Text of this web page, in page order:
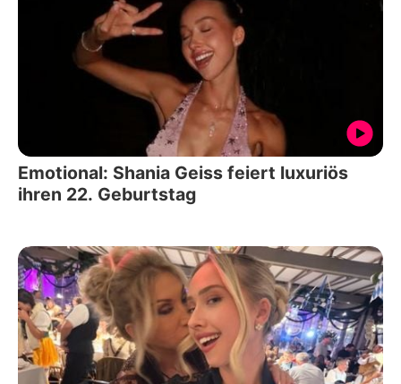
Emotional: Shania Geiss feiert luxuriös
ihren 22. Geburtstag